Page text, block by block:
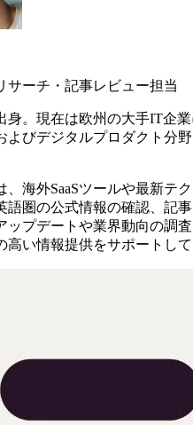
サーチ・記事レビュー担当
身。現在は欧州の大手IT企
よびデジタルプロダクト分
、海外SaaSツールや最新テ
語圏の公式情報の確認、記
ップデートや業界動向の調
高い情報提供をサポートして